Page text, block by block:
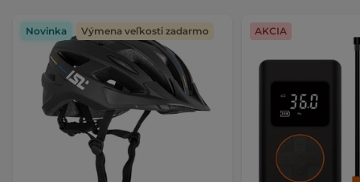
Novinka Výmena veľkosti zadarmo AKCIA